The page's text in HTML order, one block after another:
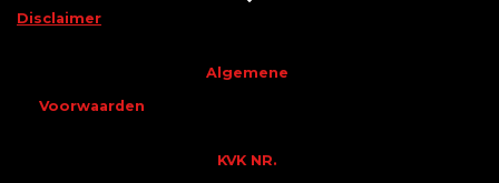
Disclaimer
Algemene
Voorwaarden
KVK NR.